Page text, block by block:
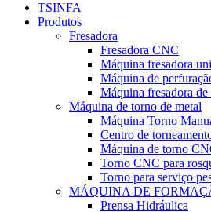
TSINFA
Produtos
Fresadora
Fresadora CNC
Máquina fresadora
Máquina de
Máquina fresadora de
Máquina de torno de metal
Máquina Torno
Centro de
Máquina de torno
Torno CNC para
Torno para serviço
MÁQUINA DE
Prensa Hidráulica